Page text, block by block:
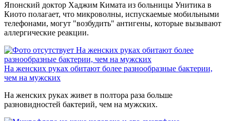
Японский доктор Хаджим Кимата из больницы Унитика в
Киото полагает, что микроволны, испускаемые мобильными
телефонами, могут "возбудить" антигены, которые вызывают
аллергические реакции.
На женских руках обитают более
разнообразные бактерии, чем на мужских
На женских руках обитают более разнообразные бактерии,
чем на мужских
На женских руках живет в полтора раза больше
разновидностей бактерий, чем на мужских.